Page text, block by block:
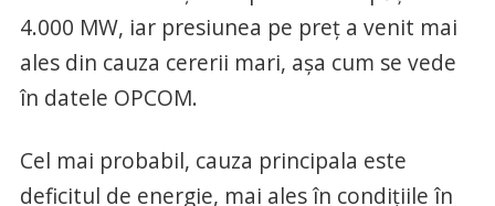
4.000 MW, iar presiunea pe preţ a venit mai
ales din cauza cererii mari, aşa cum se vede
în datele OPCOM.
Cel mai probabil, cauza principala este
deficitul de energie, mai ales în condiţiile în